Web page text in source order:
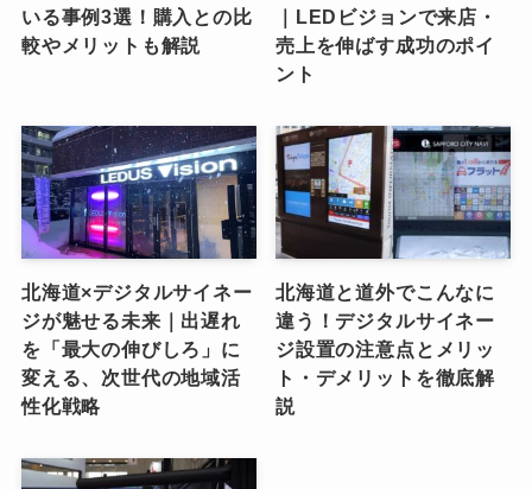
いる事例3選！購入との比
較やメリットも解説
｜LEDビジョンで来店・
売上を伸ばす成功のポイ
ント
北海道×デジタルサイネー
ジが魅せる未来｜出遅れ
を「最大の伸びしろ」に
変える、次世代の地域活
性化戦略
北海道と道外でこんなに
違う！デジタルサイネー
ジ設置の注意点とメリッ
ト・デメリットを徹底解
説